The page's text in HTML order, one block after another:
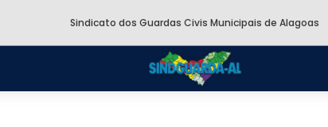
Sindicato dos Guardas Civis Municipais de Alagoas